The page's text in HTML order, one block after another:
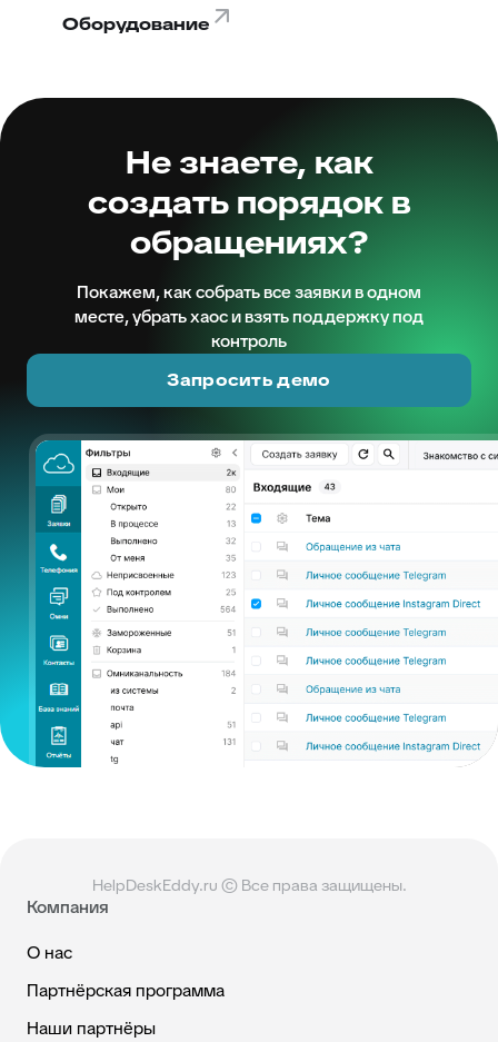
Оборудование
Не знаете, как
создать порядок в
обращениях?
Покажем, как собрать все заявки в одном
месте, убрать хаос и взять поддержку под
контроль
Запросить демо
HelpDeskEddy.ru © Все права защищены.
Компания
О нас
Партнёрская программа
Наши партнёры